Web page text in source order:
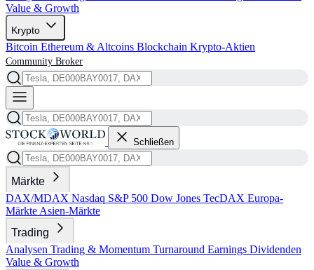
Value & Growth
Krypto
Bitcoin Ethereum & Altcoins Blockchain Krypto-Aktien
Community Broker
Schließen
Märkte
DAX/MDAX Nasdaq S&P 500 Dow Jones TecDAX Europa-
Märkte Asien-Märkte
Trading
Analysen Trading & Momentum Turnaround Earnings Dividenden
Value & Growth